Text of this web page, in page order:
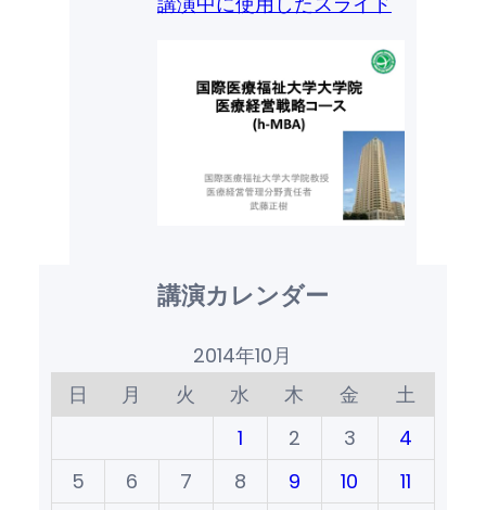
講演カレンダー
2014年10月
日
月 火 水 木 金
土
1
2 3
4
5
6 7 8 9 10
11